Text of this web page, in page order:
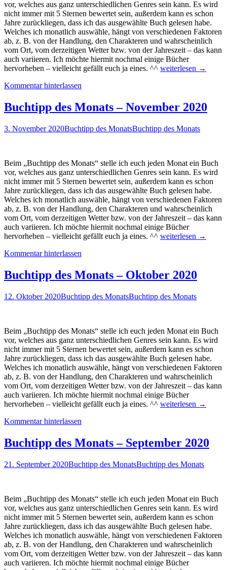
vor, welches aus ganz unterschiedlichen Genres sein kann. Es wird
nicht immer mit 5 Sternen bewertet sein, außerdem kann es schon
Jahre zurückliegen, dass ich das ausgewählte Buch gelesen habe.
Welches ich monatlich auswähle, hängt von verschiedenen Faktoren
ab, z. B. von der Handlung, den Charakteren und wahrscheinlich
vom Ort, vom derzeitigen Wetter bzw. von der Jahreszeit – das kann
auch variieren. Ich möchte hiermit nochmal einige Bücher
hervorheben – vielleicht gefällt euch ja eines. ^^ Buchtipp
Dezember
2020
weiterlesen →
Kommentar hinterlassen
Buchtipp des Monats – November 2020
3. November 2020Buchtipp des MonatsBuchtipp des Monats
Beim „Buchtipp des Monats“ stelle ich euch jeden Monat ein Buch
vor, welches aus ganz unterschiedlichen Genres sein kann. Es wird
nicht immer mit 5 Sternen bewertet sein, außerdem kann es schon
Jahre zurückliegen, dass ich das ausgewählte Buch gelesen habe.
Welches ich monatlich auswähle, hängt von verschiedenen Faktoren
ab, z. B. von der Handlung, den Charakteren und wahrscheinlich
vom Ort, vom derzeitigen Wetter bzw. von der Jahreszeit – das kann
auch variieren. Ich möchte hiermit nochmal einige Bücher
hervorheben – vielleicht gefällt euch ja eines. ^^ Buchtipp
November
2020
weiterlesen →
Kommentar hinterlassen
Buchtipp des Monats – Oktober 2020
12. Oktober 2020Buchtipp des MonatsBuchtipp des Monats
Beim „Buchtipp des Monats“ stelle ich euch jeden Monat ein Buch
vor, welches aus ganz unterschiedlichen Genres sein kann. Es wird
nicht immer mit 5 Sternen bewertet sein, außerdem kann es schon
Jahre zurückliegen, dass ich das ausgewählte Buch gelesen habe.
Welches ich monatlich auswähle, hängt von verschiedenen Faktoren
ab, z. B. von der Handlung, den Charakteren und wahrscheinlich
vom Ort, vom derzeitigen Wetter bzw. von der Jahreszeit – das kann
auch variieren. Ich möchte hiermit nochmal einige Bücher
hervorheben – vielleicht gefällt euch ja eines. ^^ Buchtipp
Oktober
2020
weiterlesen →
Kommentar hinterlassen
Buchtipp des Monats – September 2020
21. September 2020Buchtipp des MonatsBuchtipp des Monats
Beim „Buchtipp des Monats“ stelle ich euch jeden Monat ein Buch
vor, welches aus ganz unterschiedlichen Genres sein kann. Es wird
nicht immer mit 5 Sternen bewertet sein, außerdem kann es schon
Jahre zurückliegen, dass ich das ausgewählte Buch gelesen habe.
Welches ich monatlich auswähle, hängt von verschiedenen Faktoren
ab, z. B. von der Handlung, den Charakteren und wahrscheinlich
vom Ort, vom derzeitigen Wetter bzw. von der Jahreszeit – das kann
auch variieren. Ich möchte hiermit nochmal einige Bücher